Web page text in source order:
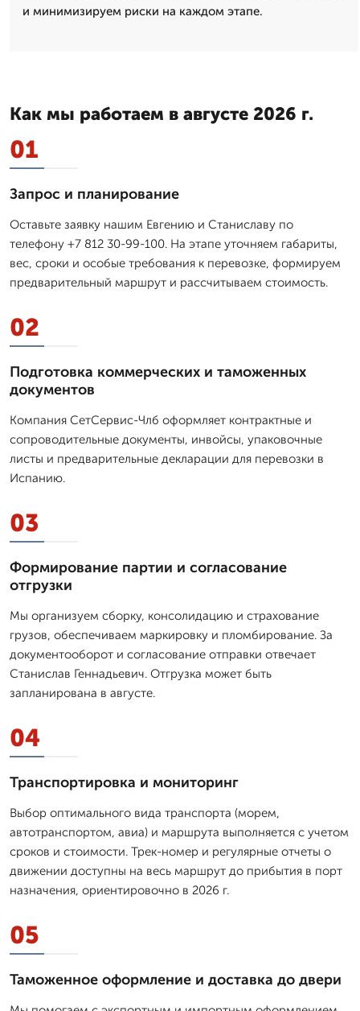
и минимизируем риски на каждом этапе.
Как мы работаем в августе 2026 г.
01
Запрос и планирование
Оставьте заявку нашим Евгению и Станиславу по
телефону +7 812 30-99-100. На этапе уточняем габариты,
вес, сроки и особые требования к перевозке, формируем
предварительный маршрут и рассчитываем стоимость.
02
Подготовка коммерческих и таможенных
документов
Компания СетСервис-Члб оформляет контрактные и
сопроводительные документы, инвойсы, упаковочные
листы и предварительные декларации для перевозки в
Испанию.
03
Формирование партии и согласование
отгрузки
Мы организуем сборку, консолидацию и страхование
грузов, обеспечиваем маркировку и пломбирование. За
документооборот и согласование отправки отвечает
Станислав Геннадьевич. Отгрузка может быть
запланирована в августе.
04
Транспортировка и мониторинг
Выбор оптимального вида транспорта (морем,
автотранспортом, авиа) и маршрута выполняется с учетом
сроков и стоимости. Трек-номер и регулярные отчеты о
движении доступны на весь маршрут до прибытия в порт
назначения, ориентировочно в 2026 г.
05
Таможенное оформление и доставка до двери